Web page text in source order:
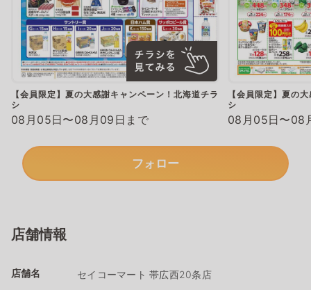
【会員限定】夏の大感謝キャンペーン！北海道チラ
シ
08月05日〜08月09日まで
【会員限定】夏の
シ
08月05日〜08
フォロー
店舗情報
店舗名 セイコーマート 帯広西20条店